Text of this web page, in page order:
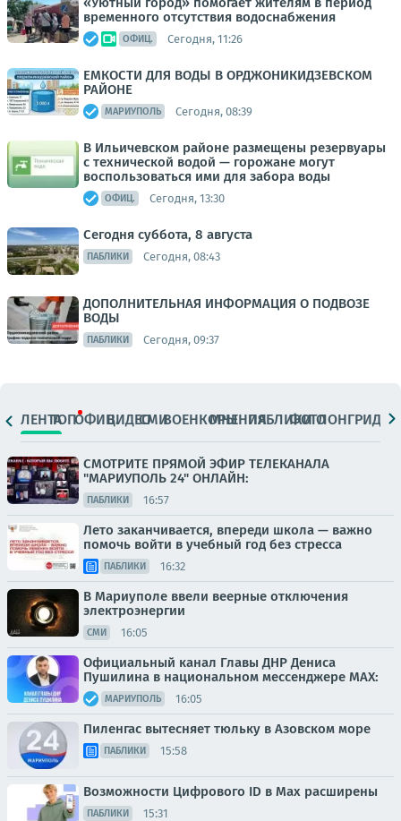
временного отсутствия водоснабжения
ОФИЦ. Сегодня, 11:26
ЕМКОСТИ ДЛЯ ВОДЫ В ОРДЖОНИКИДЗЕВСКОМ
РАЙОНЕ
МАРИУПОЛЬ Сегодня, 08:39
В Ильичевском районе размещены резервуары
с технической водой — горожане могут
воспользоваться ими для забора воды
ОФИЦ. Сегодня, 13:30
Сегодня суббота, 8 августа
ПАБЛИКИ Сегодня, 08:43
ДОПОЛНИТЕЛЬНАЯ ИНФОРМАЦИЯ О ПОДВОЗЕ
ВОДЫ
ПАБЛИКИ Сегодня, 09:37
ЛЕНТАТОПОФИЦ.ВИДЕОСМИВОЕНКОРЫМНЕНИЯПАБЛИКИ
ФОТОЛОНГРИДЫ
СМОТРИТЕ ПРЯМОЙ ЭФИР ТЕЛЕКАНАЛА
"МАРИУПОЛЬ 24" ОНЛАЙН:
ПАБЛИКИ 16:57
Лето заканчивается, впереди школа — важно
помочь войти в учебный год без стресса
ПАБЛИКИ 16:32
В Мариуполе ввели веерные отключения
электроэнергии
СМИ 16:05
Официальный канал Главы ДНР Дениса
Пушилина в национальном мессенджере MAX:
МАРИУПОЛЬ 16:05
Пиленгас вытесняет тюльку в Азовском море
ПАБЛИКИ 15:58
Возможности Цифрового ID в Мах расширены
ПАБЛИКИ 15:31